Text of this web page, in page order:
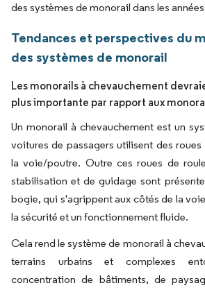
des systèmes de monorail dans les
Tendances et perspectives du
des systèmes de monorail
Les monorails à chevauchement
plus importante par rapport aux
Un monorail à chevauchement est un
voitures de passagers utilisent des
la voie/poutre. Outre ces roues de
stabilisation et de guidage sont
bogie, qui s'agrippent aux côtés de la
la sécurité et un fonctionnement fluide.
Cela rend le système de monorail à
terrains urbains et complexes
concentration de bâtiments, de